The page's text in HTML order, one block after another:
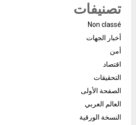
تصنيفات
Non classé
أخبار الجهات
أمن
اقتصاد
التحقيقات
الصفحة الأولى
العالم العربي
النسخة الورقية